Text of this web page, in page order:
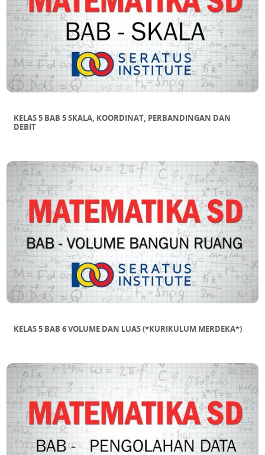
KELAS 5 BAB 5 SKALA, KOORDINAT, PERBANDINGAN DAN
DEBIT
KELAS 5 BAB 6 VOLUME DAN LUAS (*KURIKULUM MERDEKA*)